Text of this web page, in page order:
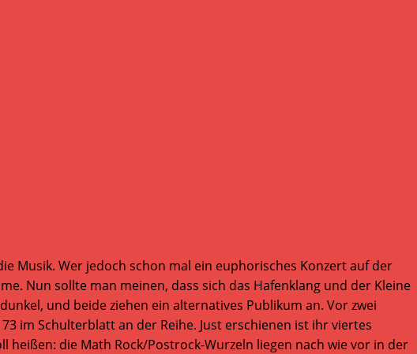
Musik. Wer jedoch schon mal ein euphorisches Konzert auf der
Nun sollte man meinen, dass sich das Hafenklang und der Kleine
und beide ziehen ein alternatives Publikum an. Vor zwei
im Schulterblatt an der Reihe. Just erschienen ist ihr viertes
die Math Rock/Postrock-Wurzeln liegen nach wie vor in der